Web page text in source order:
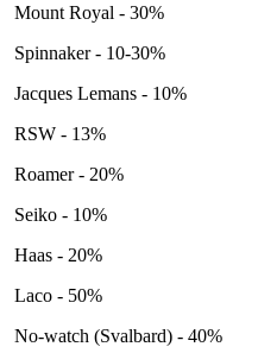
Mount Royal - 30%
Spinnaker - 10-30%
Jacques Lemans - 10%
RSW - 13%
Roamer - 20%
Seiko - 10%
Haas - 20%
Laco - 50%
No-watch (Svalbard) - 40%